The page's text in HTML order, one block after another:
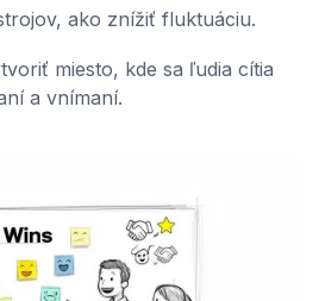
ako znížiť fluktuáciu.
miesto, kde sa ľudia cítia
a vnímaní.